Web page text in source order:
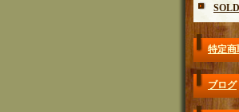
特定商
ブログ